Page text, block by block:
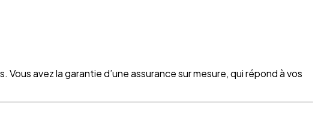
avez la garantie d’une assurance sur mesure, qui répond à vos